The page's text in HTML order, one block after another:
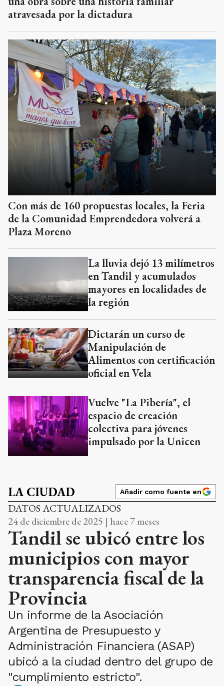
atravesada por la dictadura
Con más de 160 propuestas locales, la Feria
de la Comunidad Emprendedora volverá a
Plaza Moreno
La lluvia dejó 13 milímetros
en Tandil y acumulados
mayores en localidades de
la región
Dictarán un curso de
Manipulación de
Alimentos con certificación
oficial en Vela
Vuelve "La Pibería", el
espacio de creación
colectiva para jóvenes
impulsado por la Unicen
LA CIUDAD Añadir como fuente en
DATOS ACTUALIZADOS
24 de diciembre de 2025 | hace 7 meses
Tandil se ubicó entre los
municipios con mayor
transparencia fiscal de la
Provincia
Un informe de la Asociación
Argentina de Presupuesto y
Administración Financiera (ASAP)
ubicó a la ciudad dentro del grupo de
"cumplimiento estricto".